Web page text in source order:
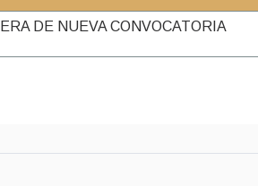
DE NUEVA CONVOCATORIA